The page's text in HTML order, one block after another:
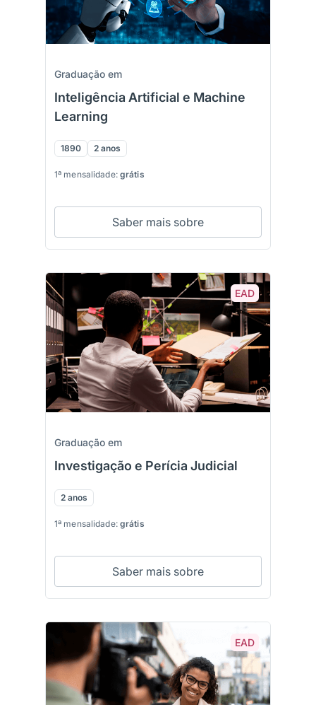
Graduação em
Inteligência Artificial e Machine
Learning
1890 2 anos
1ª mensalidade: grátis
Saber mais sobre
EAD
Graduação em
Investigação e Perícia Judicial
2 anos
1ª mensalidade: grátis
Saber mais sobre
EAD